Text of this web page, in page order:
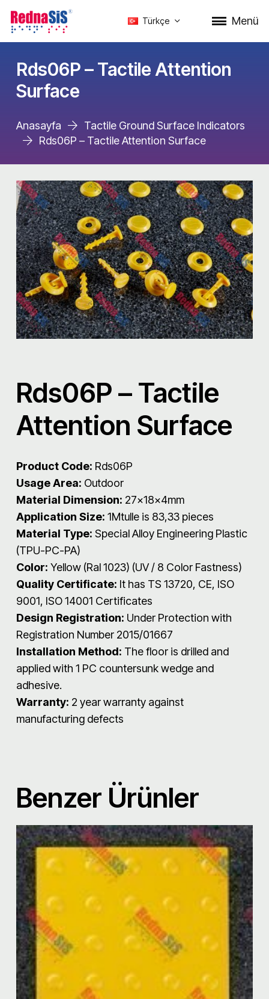
Türkçe Menü
Rds06P – Tactile Attention
Surface
Anasayfa
Tactile Ground Surface Indicators
Rds06P – Tactile Attention Surface
Rds06P – Tactile
Attention Surface
Product Code: Rds06P
Usage Area: Outdoor
Material Dimension: 27x18x4mm
Application Size: 1Mtulle is 83,33 pieces
Material Type: Special Alloy Engineering Plastic
(TPU-PC-PA)
Color: Yellow (Ral 1023) (UV / 8 Color Fastness)
Quality Certificate: It has TS 13720, CE, ISO
9001, ISO 14001 Certificates
Design Registration: Under Protection with
Registration Number 2015/01667
Installation Method: The floor is drilled and
applied with 1 PC countersunk wedge and
adhesive.
Warranty: 2 year warranty against
manufacturing defects
Benzer Ürünler